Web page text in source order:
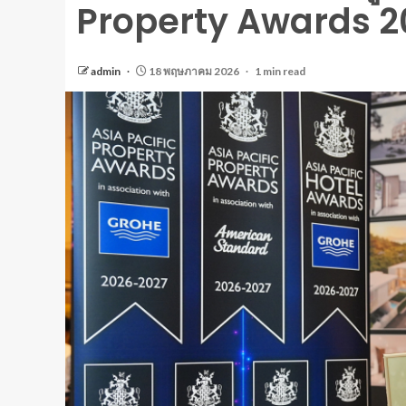
Property Awards
admin 18 พฤษภาคม 2026 1 min read